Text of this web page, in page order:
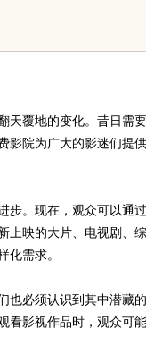
天覆地的变化。昔日需
院为广大的影迷们提
步。现在，观众可以通
上映的大片、电视剧、
化需求。
也必须认识到其中潜藏
看影视作品时，观众可